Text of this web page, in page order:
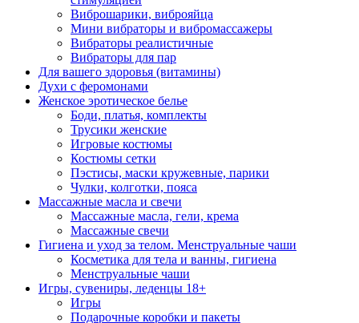
Виброшарики, виброяйца
Мини вибраторы и вибромассажеры
Вибраторы реалистичные
Вибраторы для пар
Для вашего здоровья (витамины)
Духи с феромонами
Женское эротическое белье
Боди, платья, комплекты
Трусики женские
Игровые костюмы
Костюмы сетки
Пэстисы, маски кружевные, парики
Чулки, колготки, пояса
Массажные масла и свечи
Массажные масла, гели, крема
Массажные свечи
Гигиена и уход за телом. Менструальные чаши
Косметика для тела и ванны, гигиена
Менструальные чаши
Игры, сувениры, леденцы 18+
Игры
Подарочные коробки и пакеты